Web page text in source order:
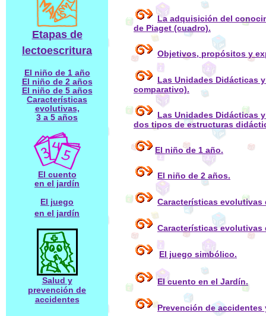
Etapas de
lectoescritura
El niño de 1 año
El niño de 2 años
El niño de 5 años
Características
evolutivas,
3 a 5 años
El cuento
en el jardín
El juego
en el jardín
Salud y
prevención de
accidentes
La adquisición del
de Piaget (cuadro).
Objetivos, propósitos y
Las Unidades Didácticas
comparativo).
Las Unidades Didácticas
dos tipos de estructuras
El niño de 1 año.
El niño de 2 años.
Características evolutivas
Características evolutivas
El juego simbólico.
El cuento en el Jardín.
Prevención de